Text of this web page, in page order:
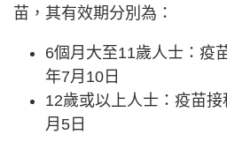
苗，其有效期分別為：
6個月大至11歲人士：疫
年7月10日
12歲或以上人士：疫苗
月5日